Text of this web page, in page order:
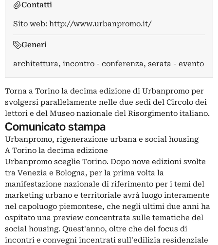
Contatti
Sito web: http://www.urbanpromo.it/
Generi
architettura, incontro - conferenza, serata - evento
Torna a Torino la decima edizione di Urbanpromo per
svolgersi parallelamente nelle due sedi del Circolo dei
lettori e del Museo nazionale del Risorgimento italiano.
Comunicato stampa
Urbanpromo, rigenerazione urbana e social housing
A Torino la decima edizione
Urbanpromo sceglie Torino. Dopo nove edizioni svolte
tra Venezia e Bologna, per la prima volta la
manifestazione nazionale di riferimento per i temi del
marketing urbano e territoriale avrà luogo interamente
nel capoluogo piemontese, che negli ultimi due anni ha
ospitato una preview concentrata sulle tematiche del
social housing. Quest'anno, oltre che del focus di
incontri e convegni incentrati sull'edilizia residenziale